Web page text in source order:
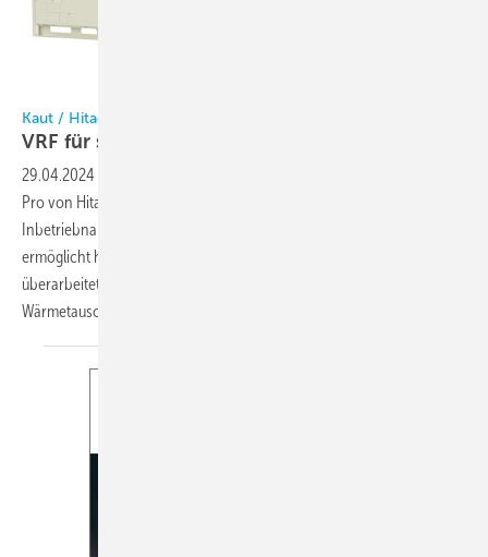
Kaut / Hitachi
VRF für schnelle
29.04.2024
Pro von Hitachi sind speziell für eine einfachere Installation,
Inbetriebnahme und Wartung entwickelt. Die Systembauweise
ermöglicht höhere Leistungen mit weniger Einzelmodulen. Ein
überarbeiteter DC-Scrollverdichter, ein erweiterter
Wärmetauscher...